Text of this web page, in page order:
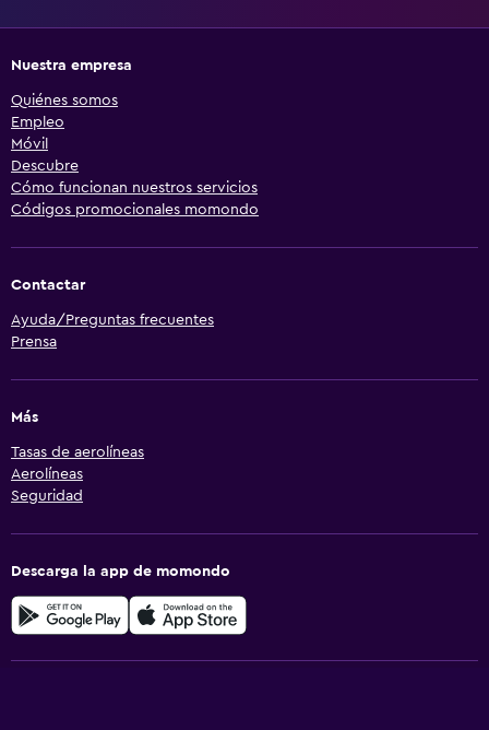
Nuestra empresa
Quiénes somos
Empleo
Móvil
Descubre
Cómo funcionan nuestros servicios
Códigos promocionales momondo
Contactar
Ayuda/Preguntas frecuentes
Prensa
Más
Tasas de aerolíneas
Aerolíneas
Seguridad
Descarga la app de momondo